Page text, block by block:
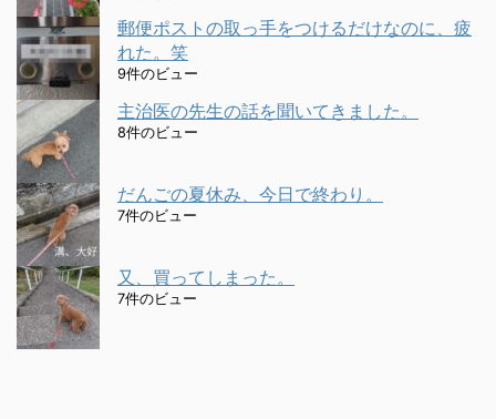
郵便ポストの取っ手をつけるだけなのに、疲
れた。笑
9件のビュー
主治医の先生の話を聞いてきました。
8件のビュー
だんごの夏休み、今日で終わり。
7件のビュー
又、買ってしまった。
7件のビュー